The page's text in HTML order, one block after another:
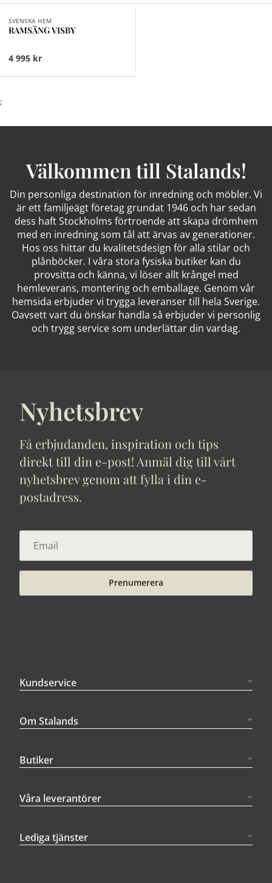
SVENSKA HEM
RAMSÄNG VISBY
4 995 kr
;
Välkommen till Stalands!
Din personliga destination för inredning och möbler. Vi
är ett familjeägt företag grundat 1946 och har sedan
dess haft Stockholms förtroende att skapa drömhem
med en inredning som tål att ärvas av generationer.
Hos oss hittar du kvalitetsdesign för alla stilar och
plånböcker. I våra stora fysiska butiker kan du
provsitta och känna, vi löser allt krångel med
hemleverans, montering och emballage. Genom vår
hemsida erbjuder vi trygga leveranser till hela Sverige.
Oavsett vart du önskar handla så erbjuder vi personlig
och trygg service som underlättar din vardag.
Nyhetsbrev
Få erbjudanden, inspiration och tips
direkt till din e-post! Anmäl dig till vårt
nyhetsbrev genom att fylla i din e-
postadress.
Prenumerera
Kundservice
Om Stalands
Butiker
Våra leverantörer
Lediga tjänster